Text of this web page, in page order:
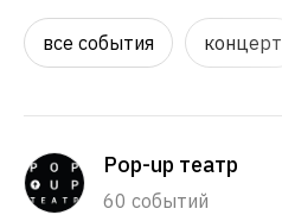
все события концерт
Pop-up театр
60 событий